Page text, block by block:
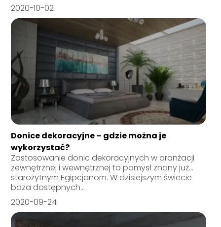
2020-10-02
Donice dekoracyjne – gdzie można je
wykorzystać?
Zastosowanie donic dekoracyjnych w aranżacji
zewnętrznej i wewnętrznej to pomysł znany już…
starożytnym Egipcjanom. W dzisiejszym świecie
baza dostępnych...
2020-09-24